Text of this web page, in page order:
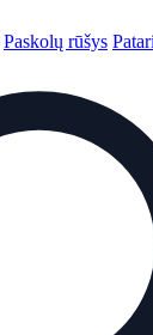
Paskolų rūšys